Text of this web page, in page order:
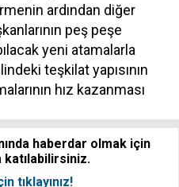
ardından diğer
peş peşe
yeni atamalarla
teşkilat yapısının
hız kazanması
haberdar olmak için
katılabilirsiniz.
tıklayınız!